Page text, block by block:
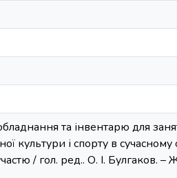
та інвентарю для
і спорту в сучасному
/ гол. ред.. О. І. Булгаков.